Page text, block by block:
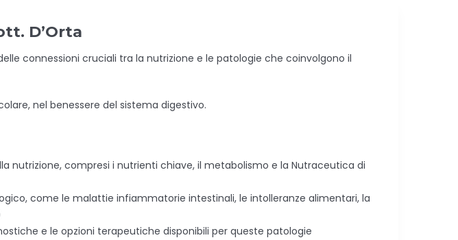
D’Orta
connessioni cruciali tra la nutrizione e le patologie che coinvolgono il
nel benessere del sistema digestivo.
nutrizione, compresi i nutrienti chiave, il metabolismo e la Nutraceutica di
come le malattie infiammatorie intestinali, le intolleranze alimentari, la
e le opzioni terapeutiche disponibili per queste patologie